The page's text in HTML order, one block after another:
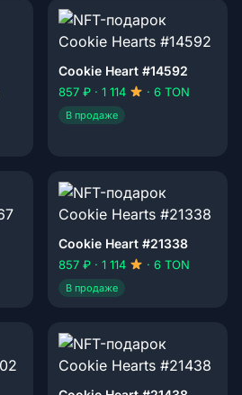
Cookie Heart #14592
857 ₽ · 1 114 · 6 TON
В продаже
Cookie Heart #21338
857 ₽ · 1 114 · 6 TON
В продаже